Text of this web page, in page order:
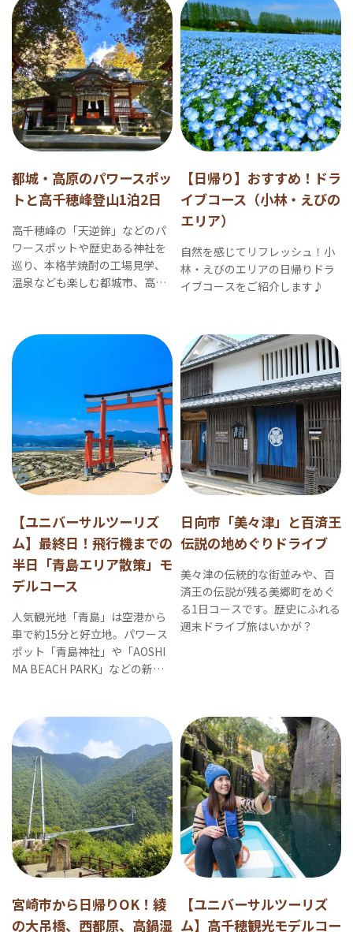
都城・高原のパワースポッ
トと高千穂峰登山1泊2日
高千穂峰の「天逆鉾」などのパ
ワースポットや歴史ある神社を
巡り、本格芋焼酎の工場見学、
温泉なども楽しむ都城市、高原
【日帰り】おすすめ！ドラ
イブコース（小林・えびの
エリア）
自然を感じてリフレッシュ！小
林・えびのエリアの日帰りドラ
イブコースをご紹介します♪
【ユニバーサルツーリズ
ム】最終日！飛行機までの
半日「青島エリア散策」モ
デルコース
人気観光地「青島」は空港から
車で約15分と好立地。パワース
ポット「青島神社」や「AOSHI
MA BEACH PARK」などの新ス
日向市「美々津」と百済王
伝説の地めぐりドライブ
美々津の伝統的な街並みや、百
済王の伝説が残る美郷町をめぐ
る1日コースです。歴史にふれる
週末ドライブ旅はいかが？
宮崎市から日帰りOK！綾
の大吊橋、西都原、高鍋湿
【ユニバーサルツーリズ
ム】高千穂観光モデルコー